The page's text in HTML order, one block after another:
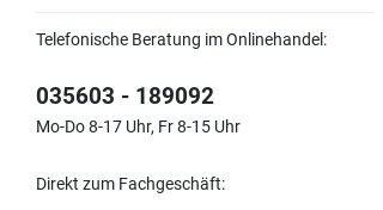
Telefonische Beratung im Onlinehandel:
035603 - 189092
Mo-Do 8-17 Uhr, Fr 8-15 Uhr
Direkt zum Fachgeschäft: